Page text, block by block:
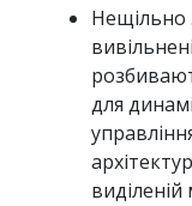
Нещільно
для